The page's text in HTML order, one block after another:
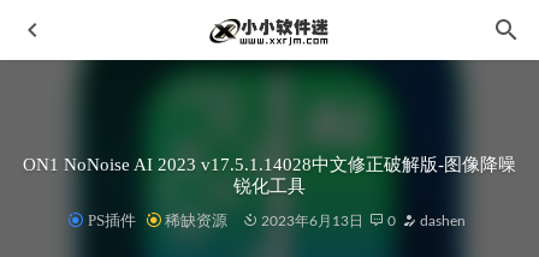
ON1 NoNoise AI 2023 v17.5.1.14028中文修正破解版-图像降噪
锐化工具
PS插件 稀缺资源 2023年6月13日 0 dashen